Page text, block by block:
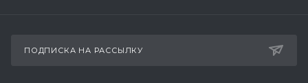
ПОДПИСКА НА РАССЫЛКУ